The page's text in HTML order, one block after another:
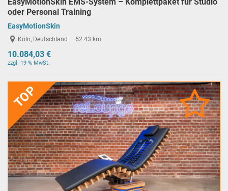
oder Personal Training
EasyMotionSkin
Köln, Deutschland 62.43 km
10.084,03 €
zzgl. 19 % MwSt.
TOP